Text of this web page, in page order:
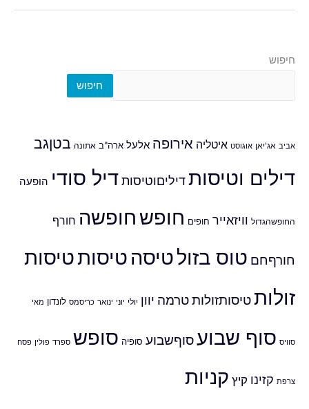
חיפוש
חיפוש
אביב אג'יאן אוגוסט איטליה אירופה אלעל ארה"ב אתונה בטןגב
דילים וטיסותדיליםוטיסותדיל סודי הופעה
החופשהגדול וויזאייר חופים חופשחופשה חורף
חורףחםטוס בזול טיסהטיסותטיסות
זולותטיסותזולותטרמהיוון יולי יוני ינואר כריסמס לונדון מאי
סוויס סוף שבועסוףשבוע סופיה סופש ספרד פולין פסח
צרפת קזינו קיץ קניות